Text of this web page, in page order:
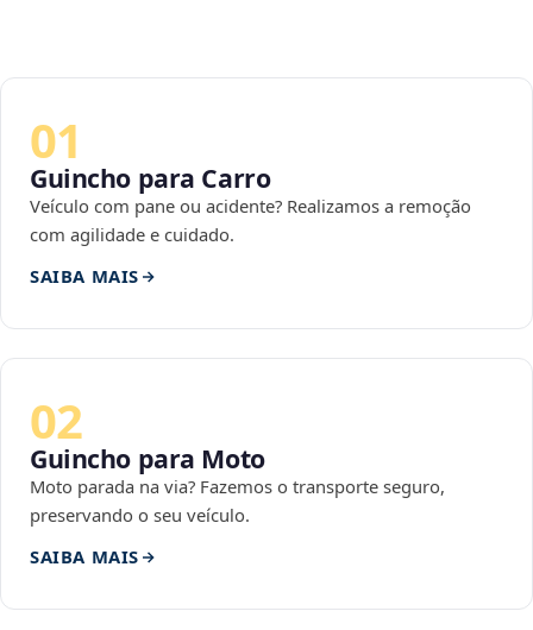
01
Guincho para Carro
Veículo com pane ou acidente? Realizamos a remoção
com agilidade e cuidado.
SAIBA MAIS
02
Guincho para Moto
Moto parada na via? Fazemos o transporte seguro,
preservando o seu veículo.
SAIBA MAIS